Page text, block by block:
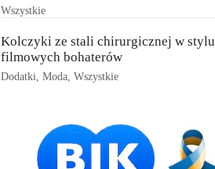
Wszystkie
Kolczyki ze stali chirurgicznej w stylu
filmowych bohaterów
Dodatki,Moda,Wszystkie